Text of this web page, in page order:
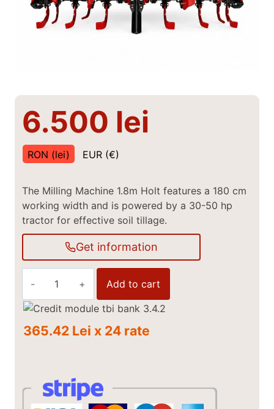
6.500 lei
RON (lei) EUR (€)
The Milling Machine 1.8m Holt features a 180 cm
working width and is powered by a 30-50 hp
tractor for effective soil tillage.
Get information
machine
1,8m
quantity
Add to cart
365.42 Lei x 24 rate